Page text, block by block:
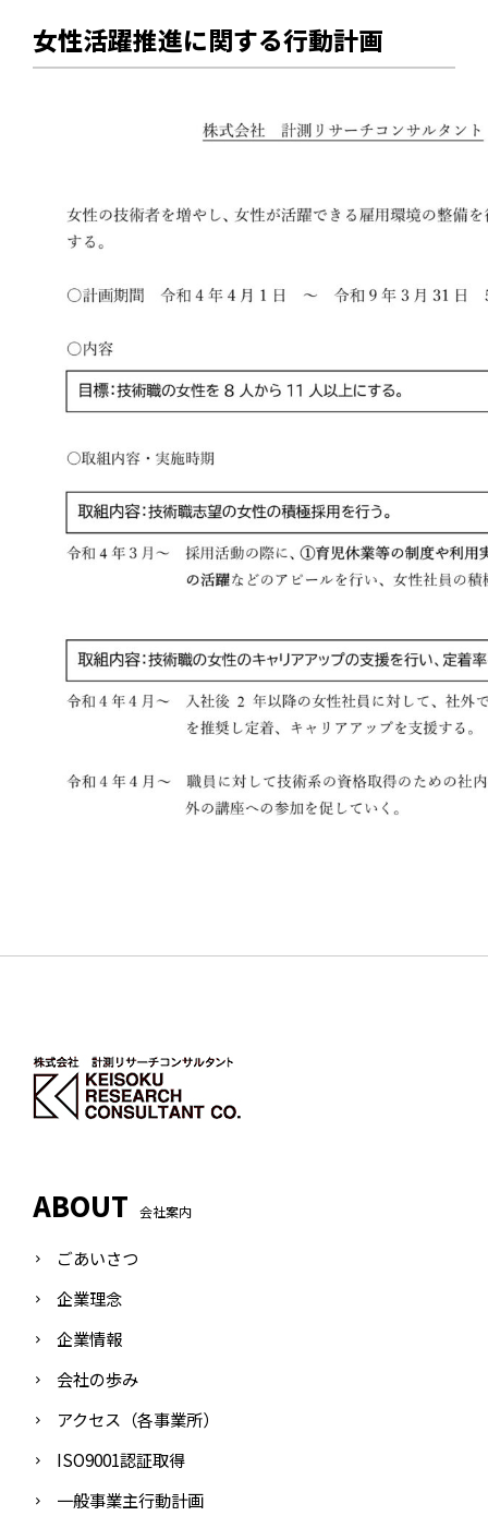
女性活躍推進に関する行動計画
ABOUT 会社案内
ごあいさつ
企業理念
企業情報
会社の歩み
アクセス（各事業所）
ISO9001認証取得
一般事業主行動計画